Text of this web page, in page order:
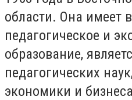
области. Она имеет
педагогическое и
образование,
педагогических
экономики и